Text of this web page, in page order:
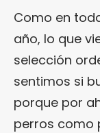
Como en
año, lo que
selección
sentimos si
porque por
perros como